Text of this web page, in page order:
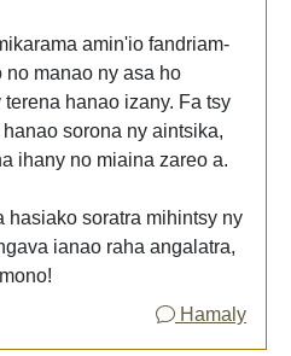
amin'io fandriam-
no manao ny asa ho
hanao izany. Fa tsy
sorona ny aintsika,
ihany no miaina zareo a.
hasiako soratra mihintsy ny
ianao raha angalatra,
Hamaly